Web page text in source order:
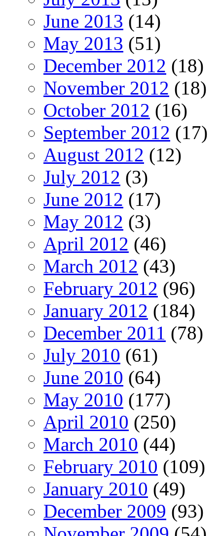
June 2013 (14)
May 2013 (51)
December 2012 (18)
November 2012 (18)
October 2012 (16)
September 2012 (17)
August 2012 (12)
July 2012 (3)
June 2012 (17)
May 2012 (3)
April 2012 (46)
March 2012 (43)
February 2012 (96)
January 2012 (184)
December 2011 (78)
July 2010 (61)
June 2010 (64)
May 2010 (177)
April 2010 (250)
March 2010 (44)
February 2010 (109)
January 2010 (49)
December 2009 (93)